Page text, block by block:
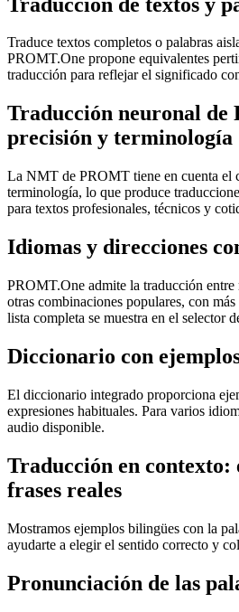
Traduce textos completos o palabras
PROMT.One propone equivalentes
traducción para reflejar el significado
Traducción neuronal de
precisión y terminología
La NMT de PROMT tiene en cuenta el
terminología, lo que produce
para textos profesionales, técnicos y
Idiomas y direcciones
PROMT.One admite la traducción
otras combinaciones populares, con
lista completa se muestra en el selector
Diccionario con
El diccionario integrado proporciona
expresiones habituales. Para varios
audio disponible.
Traducción en contexto:
frases reales
Mostramos ejemplos bilingües con la
ayudarte a elegir el sentido correcto y
Pronunciación de las